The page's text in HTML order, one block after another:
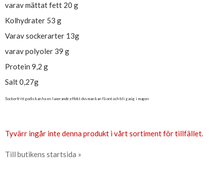
varav mättat fett 20 g
Kolhydrater 53 g
Varav sockerarter 13g
varav polyoler 39 g
Protein 9,2 g
Salt 0,27g
Sockerfritt godis kan ha en laxerande effekt dvs man kan få ont och bli gasig i magen
Tyvärr ingår inte denna produkt i vårt sortiment för tillfället.
Till butikens startsida »